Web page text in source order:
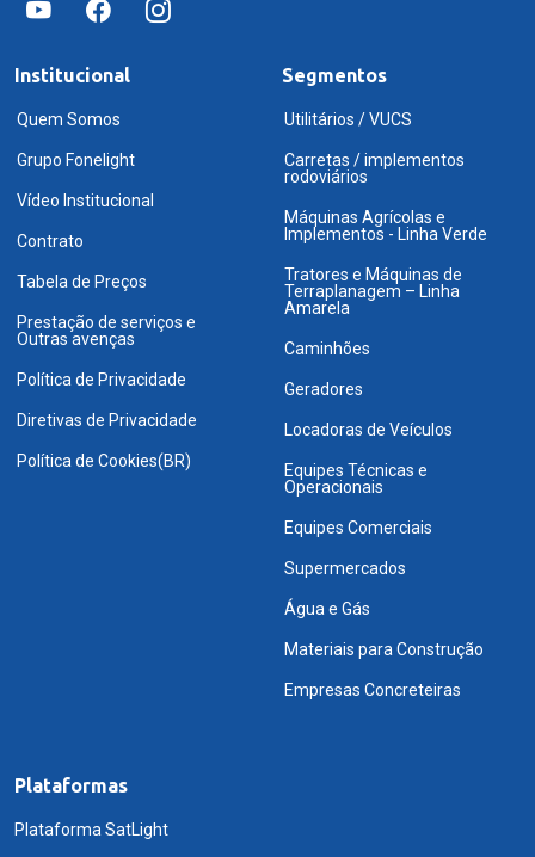
Institucional
Quem Somos
Grupo Fonelight
Vídeo Institucional
Contrato
Tabela de Preços
Prestação de serviços e
Outras avenças
Política de Privacidade
Diretivas de Privacidade
Política de Cookies(BR)
Segmentos
Utilitários / VUCS
Carretas / implementos
rodoviários
Máquinas Agrícolas e
Implementos - Linha Verde
Tratores e Máquinas de
Terraplanagem – Linha
Amarela
Caminhões
Geradores
Locadoras de Veículos
Equipes Técnicas e
Operacionais
Equipes Comerciais
Supermercados
Água e Gás
Materiais para Construção
Empresas Concreteiras
Plataformas
Plataforma SatLight